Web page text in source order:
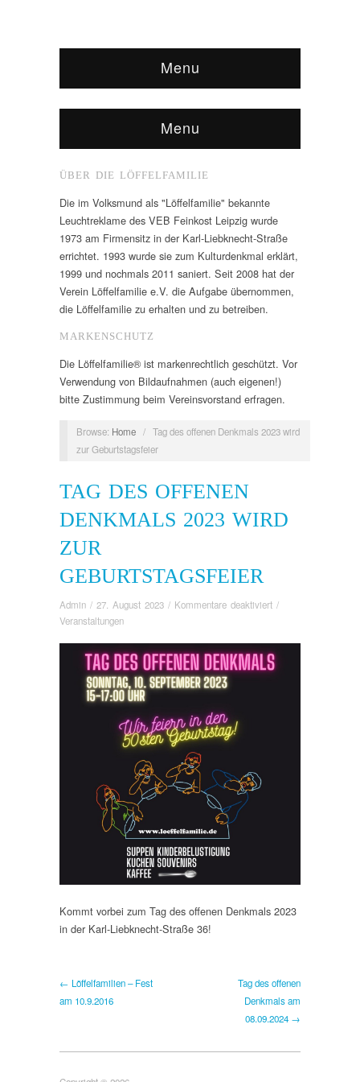
Menu
Menu
ÜBER DIE LÖFFELFAMILIE
Die im Volksmund als "Löffelfamilie" bekannte
Leuchtreklame des VEB Feinkost Leipzig wurde
1973 am Firmensitz in der Karl-Liebknecht-Straße
errichtet. 1993 wurde sie zum Kulturdenkmal erklärt,
1999 und nochmals 2011 saniert. Seit 2008 hat der
Verein Löffelfamilie e.V. die Aufgabe übernommen,
die Löffelfamilie zu erhalten und zu betreiben.
MARKENSCHUTZ
Die Löffelfamilie® ist markenrechtlich geschützt. Vor
Verwendung von Bildaufnahmen (auch eigenen!)
bitte Zustimmung beim Vereinsvorstand erfragen.
Browse: Home / Tag des offenen Denkmals 2023 wird
zur Geburtstagsfeier
TAG DES OFFENEN
DENKMALS 2023 WIRD
ZUR
GEBURTSTAGSFEIER
Admin / 27. August 2023 / Kommentare deaktiviert /
Veranstaltungen
Kommt vorbei zum Tag des offenen Denkmals 2023
in der Karl-Liebknecht-Straße 36!
← Löffelfamilien – Fest
am 10.9.2016
Tag des offenen
Denkmals am
08.09.2024 →